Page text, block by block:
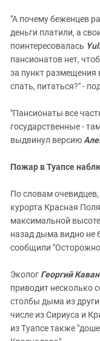
"А почему беженцев
деньги платили, а
поинтересовалась
пансионатов нет,
за пункт размещения
спать, питаться?" -
"Пансионаты все
государственные -
выдвинул версию
Пожар в Туапсе
По словам
курорта Красная
максимальной
назад дыма видно не
сообщили
Эколог Георгий
приводит несколько
столбы дыма из
числе из Сириуса и
из Туапсе также